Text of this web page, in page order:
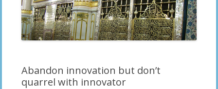
Abandon innovation but don’t
quarrel with innovator